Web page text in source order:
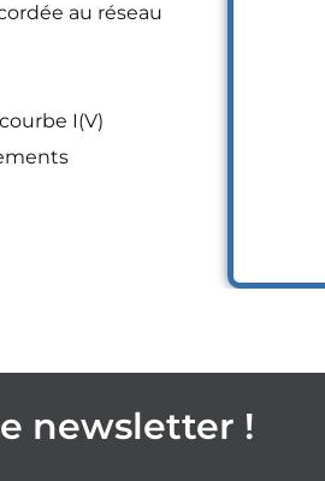
au réseau
I(V)
newsletter !